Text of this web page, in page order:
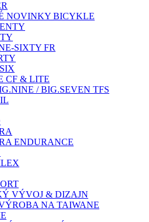
NOVINKY BICYKLE
SIXTY FR
CF & LITE
/ BIG.SEVEN TFS
ENDURANCE
VÝVOJ & DIZAJN
NA TAIWANE